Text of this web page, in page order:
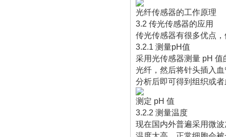
光纤传感器的工作原理
3.2 传光传感器的应用
传光传感器有很多优点
3.2.1 测量pH值
采用光传感器测量 pH
光纤，然后将针头插入
分析后即可得到组织或
测定 pH 值
3.2.2 测量温度
现在国内外普遍采用微